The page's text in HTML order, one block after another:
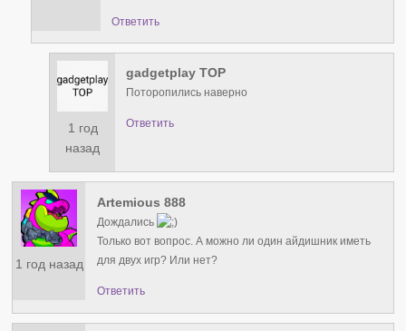
Ответить
1 год
назад
gadgetplay TOP
Поторопились наверно
Ответить
1 год назад
Artemious 888
Дождались
Только вот вопрос. А можно ли один айдишник иметь
для двух игр? Или нет?
Ответить